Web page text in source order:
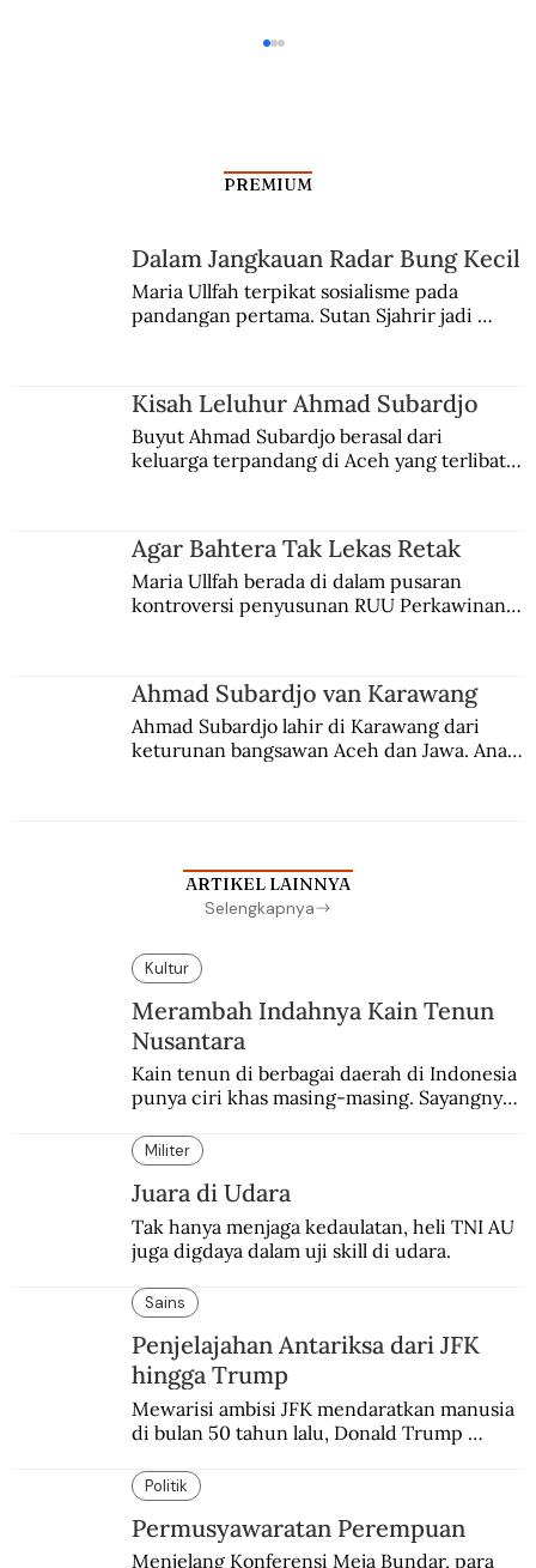
Sumber Hukum Masa Jawa Kuno
PREMIUM
Dalam Jangkauan Radar Bung Kecil
Maria Ullfah terpikat sosialisme pada
pandangan pertama. Sutan Sjahrir jadi
Kisah Leluhur Ahmad Subardjo
Buyut Ahmad Subardjo berasal dari
keluarga terpandang di Aceh yang terlibat
Agar Bahtera Tak Lekas Retak
Maria Ullfah berada di dalam pusaran
kontroversi penyusunan RUU Perkawinan.
Ahmad Subardjo van Karawang
Ahmad Subardjo lahir di Karawang dari
keturunan bangsawan Aceh dan Jawa. Anak
ARTIKEL LAINNYA
Selengkapnya
Kultur
Merambah Indahnya Kain Tenun
Nusantara
Kain tenun di berbagai daerah di Indonesia
punya ciri khas masing-masing. Sayangnya,
belum memadai.
Militer
Juara di Udara
Tak hanya menjaga kedaulatan, heli TNI AU
juga digdaya dalam uji skill di udara.
Sains
Penjelajahan Antariksa dari JFK
hingga Trump
Mewarisi ambisi JFK mendaratkan manusia
di bulan 50 tahun lalu, Donald Trump
Politik
Permusyawaratan Perempuan
Menjelang Konferensi Meja Bundar, para